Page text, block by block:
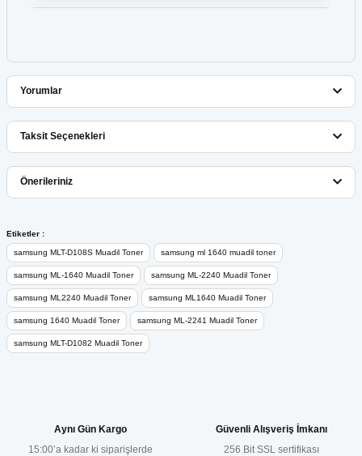
Yorumlar
Bu ürüne ilk yorumu siz yapın!
Taksit Seçenekleri
Önerileriniz
Bu ürünün fiyat bilgisi, resim, ürün açıklamalarında ve diğer
konularda yetersiz gördüğünüz noktaları öneri formunu kullanarak
tarafımıza iletebilirsiniz.
Görüş ve önerileriniz için teşekkür ederiz.
Ürün resmi kalitesiz, bozuk veya görüntülenemiyor.
Ürün açıklamasında eksik bilgiler bulunuyor.
Etiketler :
samsung MLT-D108S Muadil Toner samsung ml 1640 muadil toner
samsung ML-1640 Muadil Toner samsung ML-2240 Muadil Toner
samsung ML2240 Muadil Toner samsung ML1640 Muadil Toner
samsung 1640 Muadil Toner samsung ML-2241 Muadil Toner
samsung MLT-D1082 Muadil Toner
Aynı Gün Kargo
15:00’a kadar ki siparişlerde
Güvenli Alışveriş İmkanı
256 Bit SSL sertifikası